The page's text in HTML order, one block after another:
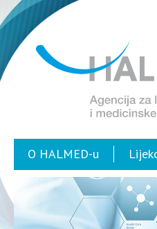
O HALMED-u